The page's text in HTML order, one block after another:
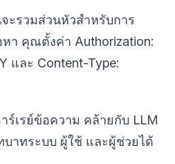
ะรวมส่วนหัวสำหรับการ
า คุณตั้งค่า Authorization:
และ Content-Type:
ร์เรย์ข้อความ คล้ายกับ LLM
าทระบบ ผู้ใช้ และผู้ช่วยได้